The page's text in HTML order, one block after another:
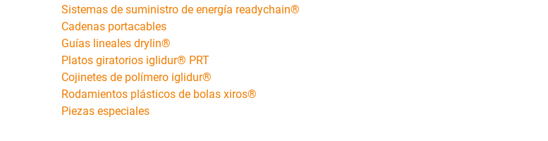
Sistemas de suministro de energía readychain®
Cadenas portacables
Guías lineales drylin®
Platos giratorios iglidur® PRT
Cojinetes de polímero iglidur®
Rodamientos plásticos de bolas xiros®
Piezas especiales